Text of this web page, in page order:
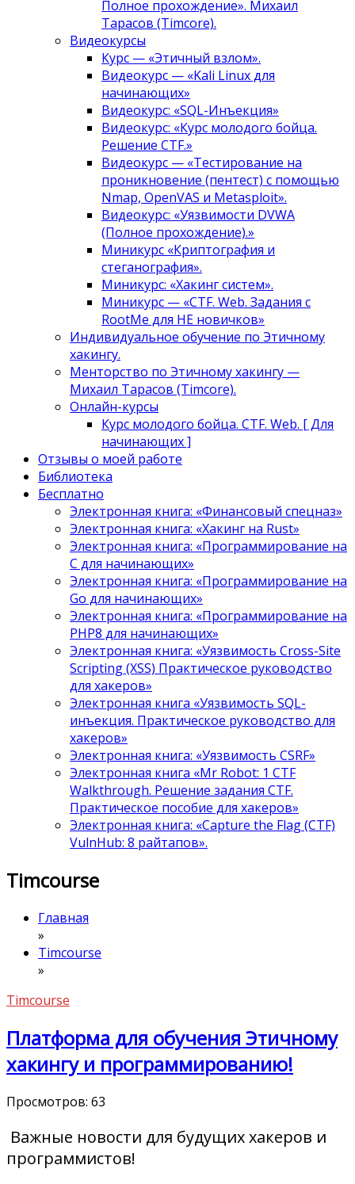
Полное прохождение». Михаил
Тарасов (Timcore).
Видеокурсы
Курс — «Этичный взлом».
Видеокурс — «Kali Linux для
начинающих»
Видеокурс: «SQL-Инъекция»
Видеокурс: «Курс молодого бойца.
Решение CTF.»
Видеокурс — «Тестирование на
проникновение (пентест) с помощью
Nmap, OpenVAS и Metasploit».
Видеокурс: «Уязвимости DVWA
(Полное прохождение).»
Миникурс «Криптография и
стеганография».
Миникурс: «Хакинг систем».
Миникурс — «CTF. Web. Задания с
RootMe для НЕ новичков»
Индивидуальное обучение по Этичному
хакингу.
Менторство по Этичному хакингу —
Михаил Тарасов (Timcore).
Онлайн-курсы
Курс молодого бойца. CTF. Web. [ Для
начинающих ]
Отзывы о моей работе
Библиотека
Бесплатно
Электронная книга: «Финансовый спецназ»
Электронная книга: «Хакинг на Rust»
Электронная книга: «Программирование на
C для начинающих»
Электронная книга: «Программирование на
Go для начинающих»
Электронная книга: «Программирование на
PHP8 для начинающих»
Электронная книга: «Уязвимость Cross-Site
Scripting (XSS) Практическое руководство
для хакеров»
Электронная книга «Уязвимость SQL-
инъекция. Практическое руководство для
хакеров»
Электронная книга: «Уязвимость CSRF»
Электронная книга «Mr Robot: 1 CTF
Walkthrough. Решение задания CTF.
Практическое пособие для хакеров»
Электронная книга: «Capture the Flag (CTF)
VulnHub: 8 райтапов».
Timcourse
Главная
»
Timcourse
»
Timcourse
Платформа для обучения Этичному
хакингу и программированию!
Просмотров: 63
Важные новости для будущих хакеров и
программистов!